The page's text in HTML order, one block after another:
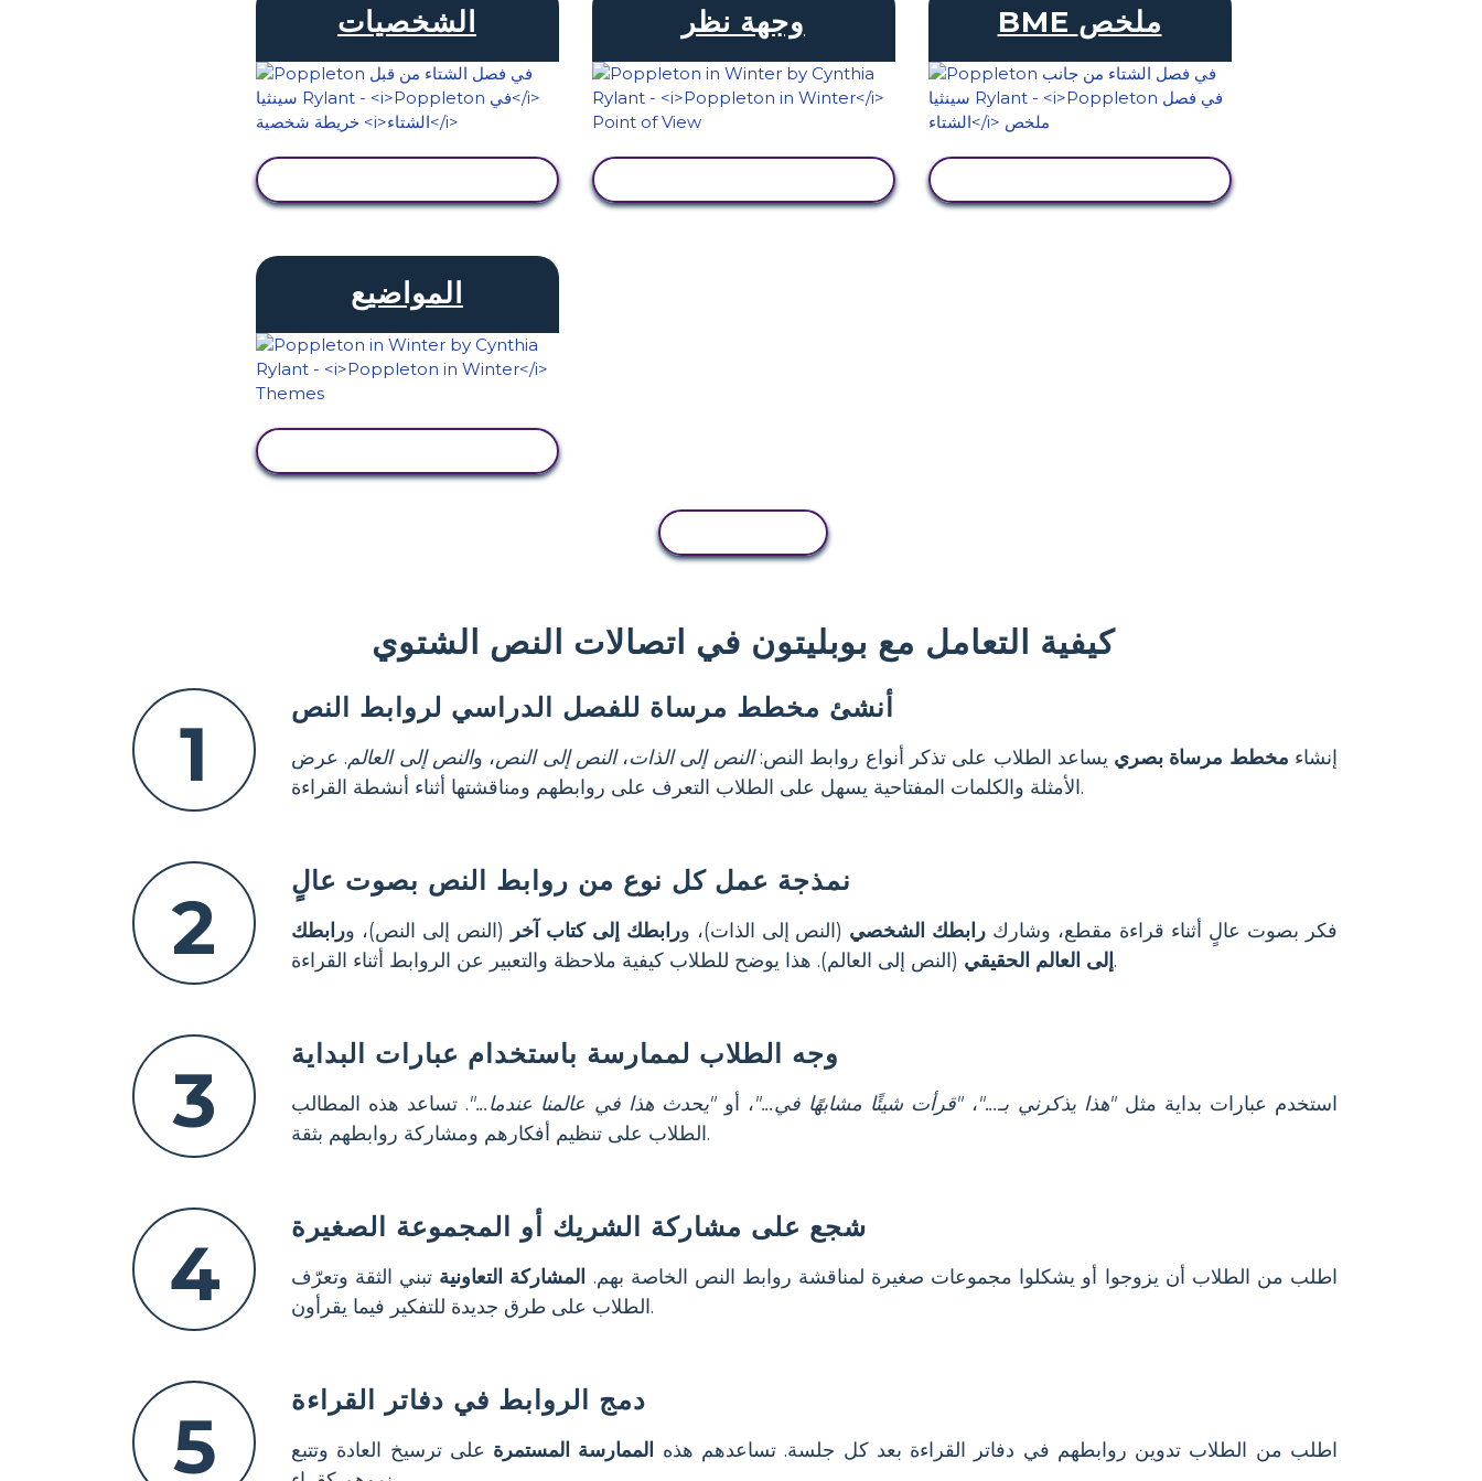
كيفية التعامل مع بوبليتون في اتصالات النص الشتوي
1
أنشئ مخطط مرساة للفصل الدراسي لروابط النص
إنشاء مخطط مرساة بصري يساعد الطلاب على تذكر أنواع روابط النص:النص إلى الذات،النص إلى النص، والنص إلى العالم. عرض
الأمثلة والكلمات المفتاحية يسهل على الطلاب التعرف على روابطهم ومناقشتها أثناء أنشطة القراءة.
2
نمذجة عمل كل نوع من روابط النص بصوت عالٍ
فكر بصوت عالٍ أثناء قراءة مقطع، وشارك رابطك الشخصي (النص إلى الذات)، ورابطك إلى كتاب آخر (النص إلى النص)، ورابطك
إلى العالم الحقيقي(النص إلى العالم). هذا يوضح للطلاب كيفية ملاحظة والتعبير عن الروابط أثناء القراءة.
3
وجه الطلاب لممارسة باستخدام عبارات البداية
استخدم عبارات بداية مثل"هذا يذكرني بـ..."، "قرأت شيئًا مشابهًا في..."، أو"يحدث هذا في عالمنا عندما...". تساعد هذه المطالب
الطلاب على تنظيم أفكارهم ومشاركة روابطهم بثقة.
4
شجع على مشاركة الشريك أو المجموعة الصغيرة
اطلب من الطلاب أن يزوجوا أو يشكلوا مجموعات صغيرة لمناقشة روابط النص الخاصة بهم. المشاركة التعاونية تبني الثقة وتعرّف
الطلاب على طرق جديدة للتفكير فيما يقرأون.
5
دمج الروابط في دفاتر القراءة
اطلب من الطلاب تدوين روابطهم في دفاتر القراءة بعد كل جلسة. تساعدهم هذه الممارسة المستمرة على ترسيخ العادة وتتبع
الشخصيات وجهة نظر BME ملخص
المواضيع